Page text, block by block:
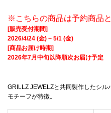
※こちらの商品は予約商品
[販売受付期間]
2026/4/24 (金) ~ 5/1 (金)
[商品お届け時期]
2026年7月中旬以降順次お届け予定
GRILLZ JEWELZと共同製作したシ
モチーフが特徴。